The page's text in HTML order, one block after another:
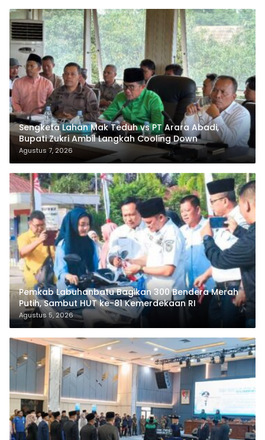
Sengketa Lahan Mak Teduh vs PT Arara Abadi,
Bupati Zukri Ambil Langkah Cooling Down
Agustus 7, 2026
Pemkab Labuhanbatu Bagikan 300 Bendera Merah
Putih, Sambut HUT ke-81 Kemerdekaan RI
Agustus 5, 2026